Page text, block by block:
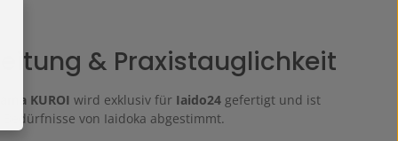
& Praxistauglichkeit
KUROI wird exklusiv für Iaido24gefertigt und ist
von Iaidoka abgestimmt.